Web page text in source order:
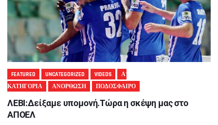
FEATURED UNCATEGORIZED VIDEOS
Α'
ΚΑΤΗΓΟΡΙΑ
ΑΝΟΡΘΩΣΗ ΠΟΔΟΣΦΑΙΡΟ
ΛΕΒΙ:Δείξαμε υπομονή.Τώρα η σκέψη μας στο
ΑΠΟΕΛ